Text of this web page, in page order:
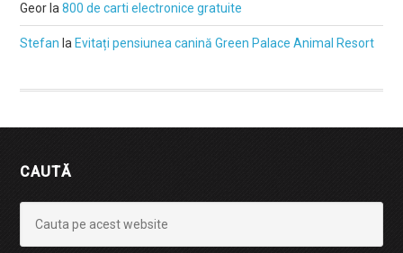
Geor la800 de carti electronice gratuite
Stefan la Evitați pensiunea canină Green Palace Animal Resort
CAUTĂ